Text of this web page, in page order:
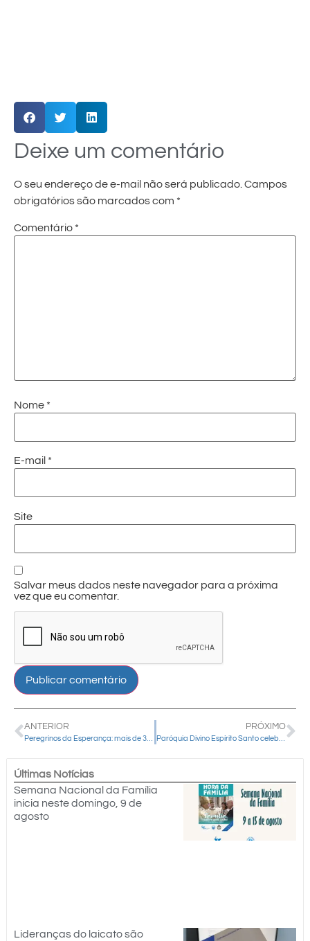
Deixe um comentário
O seu endereço de e-mail não será publicado. Campos
obrigatórios são marcados com *
Comentário *
Nome *
E-mail *
Site
Salvar meus dados neste navegador para a próxima
vez que eu comentar.
ANTERIOR PRÓXIMO
Paróquia Divino Espírito Santo celebra Crisma de 138 jovens
Últimas Notícias
Semana Nacional da Família
inicia neste domingo, 9 de
agosto
Lideranças do laicato são